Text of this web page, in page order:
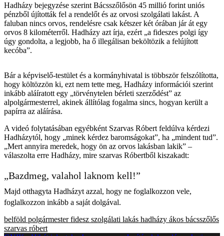
Hadházy bejegyzése szerint Bácsszőlősön 45 millió forint uniós
pénzből újították fel a rendelőt és az orvosi szolgálati lakást. A
faluban nincs orvos, rendelésre csak kétszer két órában jár át egy
orvos 8 kilométerről. Hadházy azt írja, ezért „a fideszes polgi így
úgy gondolta, a legjobb, ha ő illegálisan beköltözik a felújított
kecóba”.
Bár a képviselő-testület és a kormányhivatal is többször felszólította,
hogy költözzön ki, ezt nem tette meg, Hadházy információi szerint
inkább aláíratott egy „törvénytelen bérleti szerződést” az
alpolgármesterrel, akinek állítólag fogalma sincs, hogyan került a
papírra az aláírása.
A videó folytatásában egyébként Szarvas Róbert feldúlva kérdezi
Hadházytól, hogy „minek kérdez baromságokat”, ha „mindent tud”.
„Mert annyira meredek, hogy ön az orvos lakásban lakik” –
válaszolta erre Hadházy, mire szarvas Róbertből kiszakadt:
„Bazdmeg, valahol laknom kell!”
Majd otthagyta Hadházyt azzal, hogy ne foglalkozzon vele,
foglalkozzon inkább a saját dolgával.
belföld polgármester fidesz szolgálati lakás hadházy ákos bácsszőlős
szarvas róbert